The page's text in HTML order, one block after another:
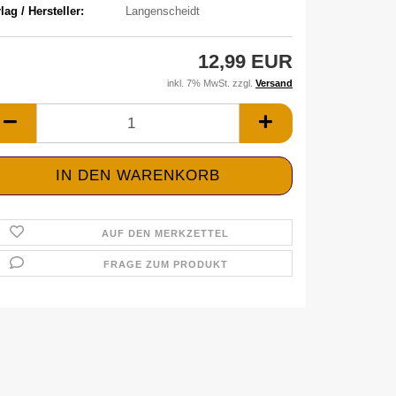
/ Hersteller: Langenscheidt
12,99 EUR
inkl. 7% MwSt. zzgl. Versand
AUF DEN MERKZETTEL
FRAGE ZUM PRODUKT